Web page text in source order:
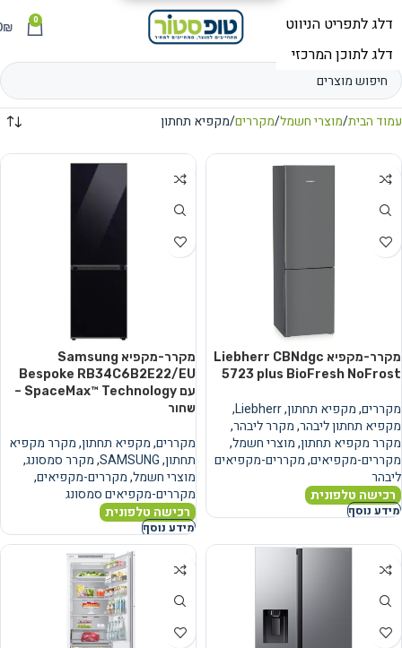
תפריט 0
₪
עמוד הבית מוצרי חשמל מקררים מקפיא תחתון
מקרר-מקפיא Liebherr CBNdgc
5723 plus BioFresh NoFrost
מקררים,מקפיא תחתון,
Liebherr
,
מקפיא תחתון ליבהר,מקרר ליבהר,
מקרר מקפיא תחתון,מוצרי חשמל,
מקררים-מקפיאים,מקררים-מקפיאים
ליבהר
רכישה טלפונית
מידע נוסף
מקרר-מקפיא Samsung
Bespoke RB34C6B2E22/EU
עם SpaceMax™ Technology –
שחור
מקררים,מקפיא תחתון,מקרר מקפיא
תחתון,
SAMSUNG
,מקרר סמסונג,
מוצרי חשמל,מקררים-מקפיאים,
מקררים-מקפיאים סמסונג
רכישה טלפונית
מידע נוסף